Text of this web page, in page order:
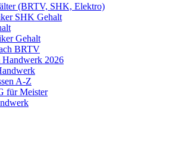
(BRTV, SHK, Elektro)
SHK Gehalt
Gehalt
BRTV
2026
A-Z
für Meister